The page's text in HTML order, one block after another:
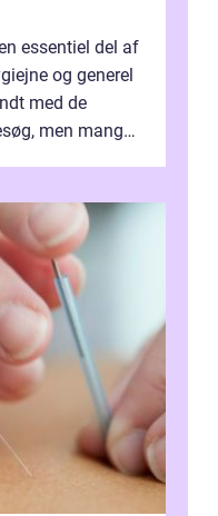
essentiel del af
og generel
med de
men mange